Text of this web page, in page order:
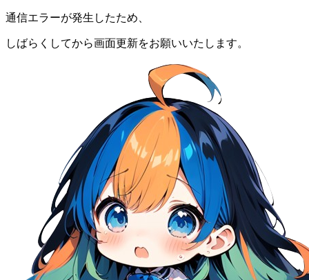
通信エラーが発生したため、
しばらくしてから画面更新をお願いいたします。